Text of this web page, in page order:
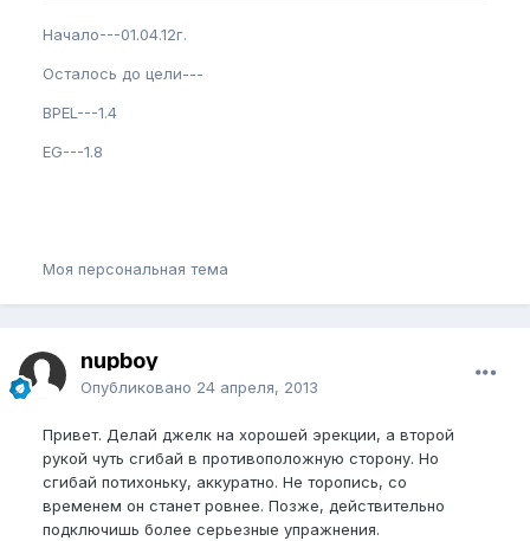
Начало---01.04.12г.
Осталось до цели---
BPEL---1.4
EG---1.8
Моя персональная тема
nupboy
Опубликовано 24 апреля, 2013
Привет. Делай джелк на хорошей эрекции, а второй
рукой чуть сгибай в противоположную сторону. Но
сгибай потихоньку, аккуратно. Не торопись, со
временем он станет ровнее. Позже, действительно
подключишь более серьезные упражнения.